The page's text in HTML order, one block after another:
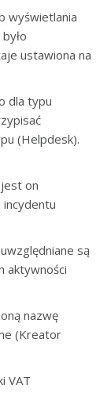
wyświetlania
ustawiona na
dla typu
(Helpdesk).
on
są
aktywności
nazwę
(Kreator
VAT